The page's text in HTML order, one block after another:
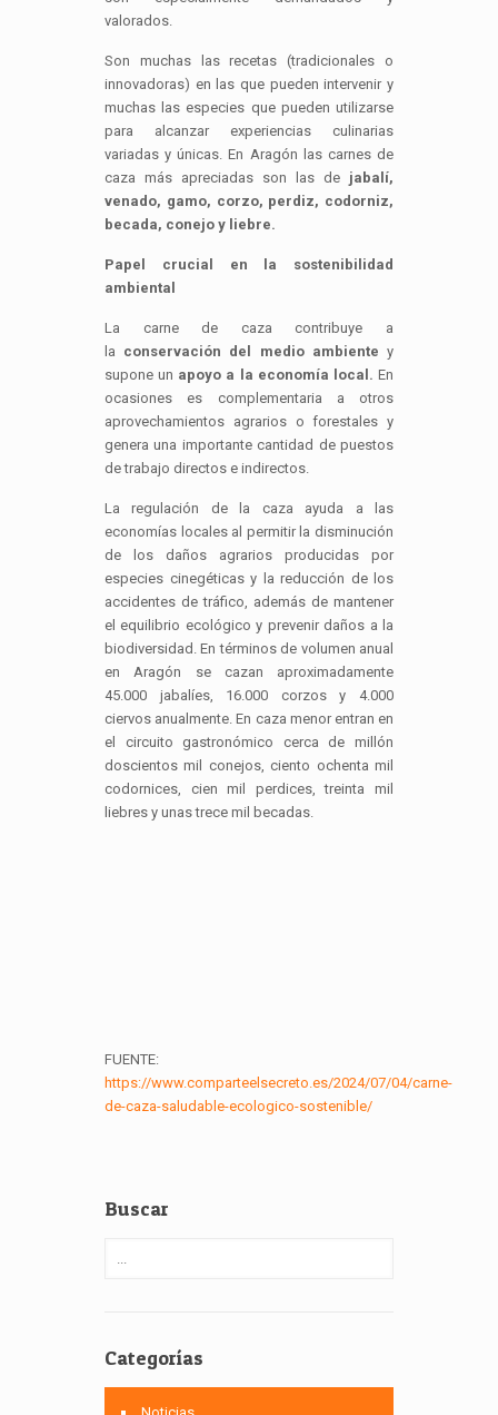
valorados.
Son muchas las recetas (tradicionales o
innovadoras) en las que pueden intervenir y
muchas las especies que pueden utilizarse
para alcanzar experiencias culinarias
variadas y únicas. En Aragón las carnes de
caza más apreciadas son las de jabalí,
venado, gamo, corzo, perdiz, codorniz,
becada, conejo y liebre.
Papel crucial en la sostenibilidad
ambiental
La carne de caza contribuye a
la conservación del medio ambiente y
supone un apoyo a la economía local. En
ocasiones es complementaria a otros
aprovechamientos agrarios o forestales y
genera una importante cantidad de puestos
de trabajo directos e indirectos.
La regulación de la caza ayuda a las
economías locales al permitir la disminución
de los daños agrarios producidas por
especies cinegéticas y la reducción de los
accidentes de tráfico, además de mantener
el equilibrio ecológico y prevenir daños a la
biodiversidad. En términos de volumen anual
en Aragón se cazan aproximadamente
45.000 jabalíes, 16.000 corzos y 4.000
ciervos anualmente. En caza menor entran en
el circuito gastronómico cerca de millón
doscientos mil conejos, ciento ochenta mil
codornices, cien mil perdices, treinta mil
liebres y unas trece mil becadas.
FUENTE:
https://www.comparteelsecreto.es/2024/07/04/carne-
de-caza-saludable-ecologico-sostenible/
Buscar
Categorías